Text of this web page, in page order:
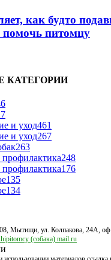
как будто
помочь питомцу
КАТЕГОРИИ
и уход461
и уход267
263
248
176
135
134
Мытищи, ул. Колпакова, 24А,
(собака) mail.ru